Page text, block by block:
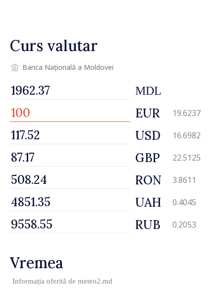
Curs valutar
Banca Națională a Moldovei
MDL
EUR 19.6237
USD 16.6982
GBP 22.5125
RON 3.8611
UAH 0.4045
RUB 0.2053
Vremea
Informația oferită de meteo2.md